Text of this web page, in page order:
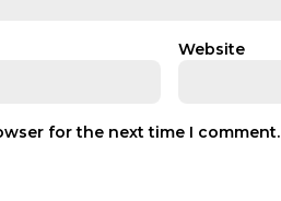
Website
for the next time I comment.